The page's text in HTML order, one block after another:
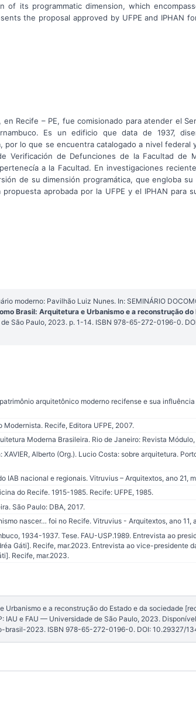
of its programmatic dimension, which
the proposal approved by UFPE and IPHAN
en Recife – PE, fue comisionado para atender el
Es un edificio que data de 1937,
lo que se encuentra catalogado a nivel federal
Verificación de Defunciones de la Facultad de
a la Facultad. En investigaciones
de su dimensión programática, que engloba
aprobada por la UFPE y el IPHAN para
moderno: Pavilhão Luiz Nunes. In: SEMINÁRIO
Brasil: Arquitetura e Urbanismo e a reconstrução do
São Paulo, 2023. p. 1-14. ISBN 978-65-272-0196-0.
arquitetônico moderno recifense e sua
Recife, Editora UFPE, 2007.
Moderna Brasileira. Rio de Janeiro: Revista Módulo,
Alberto (Org.). Lucio Costa: sobre arquitetura.
IAB nacional e regionais. Vitruvius – Arquitextos, ano 21,
do Recife. 1915-1985. Recife: UFPE, 1985.
São Paulo: DBA, 2017.
nascer… foi no Recife. Vitruvius - Arquitextos, ano 11,
1934-1937. Tese. FAU-USP.1989. Entrevista ao
Gáti]. Recife, mar.2023. Entrevista ao vice-presidente
Recife, mar.2023.
Urbanismo e a reconstrução do Estado e da sociedade
IAU e FAU — Universidade de São Paulo, 2023.
2023. ISBN 978-65-272-0196-0. DOI: 10.29327/